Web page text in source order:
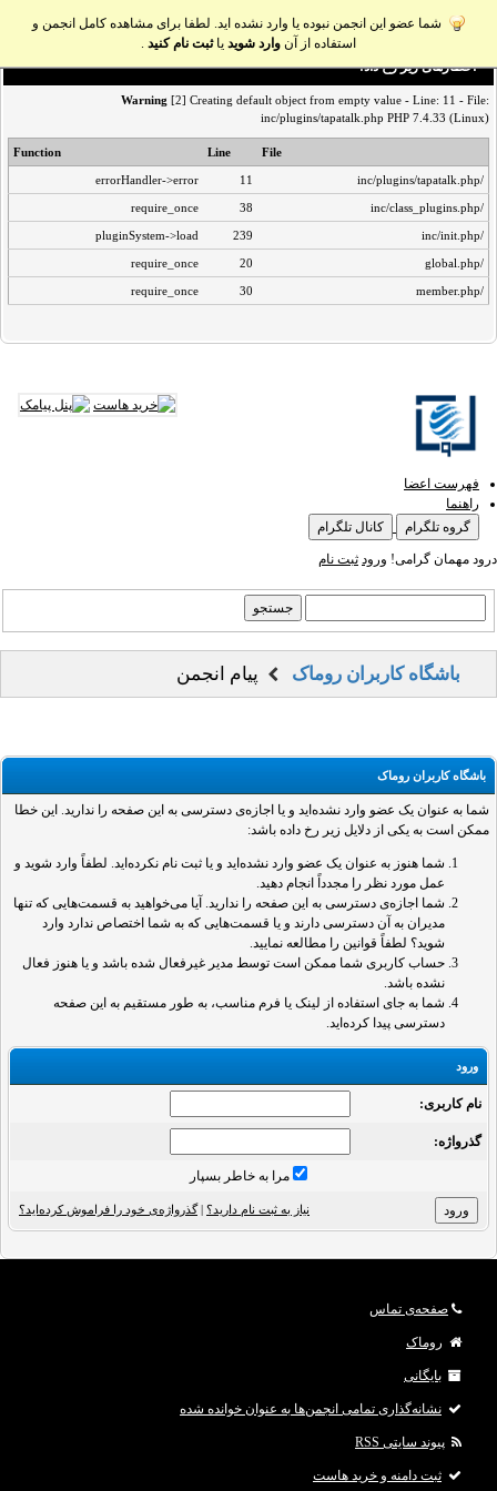
شما عضو این انجمن نبوده یا وارد نشده اید. لطفا برای مشاهده کامل انجمن و
استفاده از آن وارد شوید یاثبت نام کنید .
اخطار‌های زیر رخ داد:
Warning [2] Creating default object from empty value - Line: 11 - File:
inc/plugins/tapatalk.php PHP 7.4.33 (Linux)
File
Line
Function
/inc/plugins/tapatalk.php
11
errorHandler->error
/inc/class_plugins.php
38
require_once
/inc/init.php
239
pluginSystem->load
/global.php
20
require_once
/member.php
30
require_once
فهرست اعضا
راهنما
گروه تلگرام
کانال تلگرام
درود مهمان گرامی! ورود ثبت نام
باشگاه کاربران روماک پیام انجمن
باشگاه کاربران روماک
شما به عنوان یک عضو وارد نشده‌اید و یا اجازه‌ی دسترسی به این صفحه را ندارید. این خطا
ممکن است به یکی از دلایل زیر رخ داده باشد:
شما هنوز به عنوان یک عضو وارد نشده‌اید و یا ثبت نام نکرده‌اید. لطفاً وارد شوید و
عمل مورد نظر را مجدداً انجام دهید.
شما اجازه‌ی دسترسی به این صفحه را ندارید. آیا می‌خواهید به قسمت‌هایی که تنها
مدیران به آن دسترسی دارند و یا قسمت‌هایی که به شما اختصاص ندارد وارد
شوید؟ لطفاً قوانین را مطالعه نمایید.
حساب کاربری شما ممکن است توسط مدیر غیرفعال شده باشد و یا هنوز فعال
نشده باشد.
شما به جای استفاده از لینک یا فرم مناسب، به طور مستقیم به این صفحه
دسترسی پیدا کرده‌اید.
ورود
نام کاربری:
گذرواژه‌:
مرا به خاطر بسپار
نیاز به ثبت نام دارید؟ |گذرواژه‌ی خود را فراموش کرده‌اید؟
صفحه‌ی تماس
روماک
بایگانی
نشانه‌گذاری تمامی انجمن‌ها به عنوان خوانده شده
پیوند سایتی RSS
ثبت دامنه و خرید هاست